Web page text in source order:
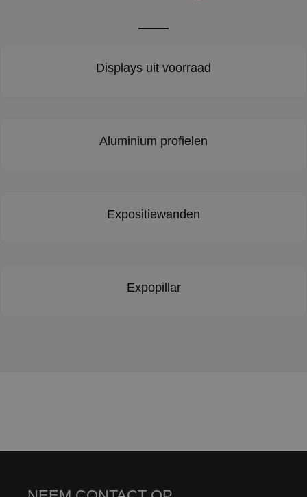
Displays uit voorraad
Aluminium profielen
Expositiewanden
Expopillar